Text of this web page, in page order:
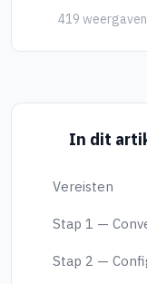
419 weergaven
In dit
Vereisten
Stap 1 —
Stap 2 —